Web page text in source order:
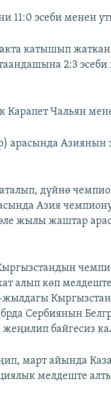
11:0 эсеби менен
катышып
2:3 эсеби
Чальян
арасында Азиянын
дүйнө
Азия
жылы жаштар
алып көп
жылдагы
Сербиянын
байгесиз
март айында
мелдеште